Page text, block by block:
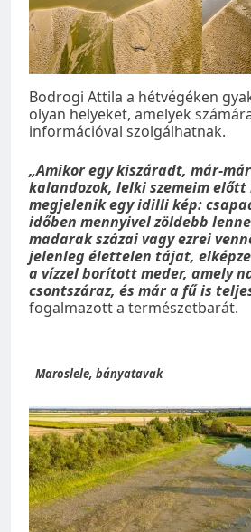
Bodrogi Attila a hétvégéken
olyan helyeket, amelyek
információval szolgálhatnak.
„Amikor egy kiszáradt, már-
kalandozok, lelki szemeim
megjelenik egy idilli kép:
időben mennyivel zöldebb
madarak százai vagy ezrei
jelenleg élettelen tájat,
a vízzel borított meder, amely
csontszáraz, és már a fű is
fogalmazott a természetbarát.
Maroslele, bányatavak